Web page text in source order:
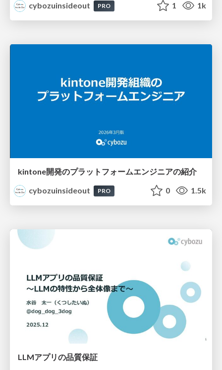
cybozuinsideout PRO 1 1k
kintone開発のプラットフォームエンジニアの紹介
cybozuinsideout
PRO 0 1.5k
LLMアプリの品質保証